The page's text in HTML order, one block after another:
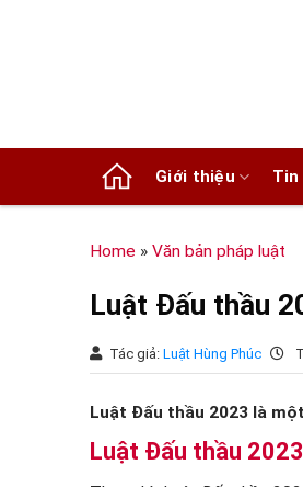
Giới thiệu
Home » Văn bản pháp luật
Luật Đấu thầu
Tác giả: Luật Hùng Phúc
Luật Đấu thầu 2023 là
Luật Đấu thầu